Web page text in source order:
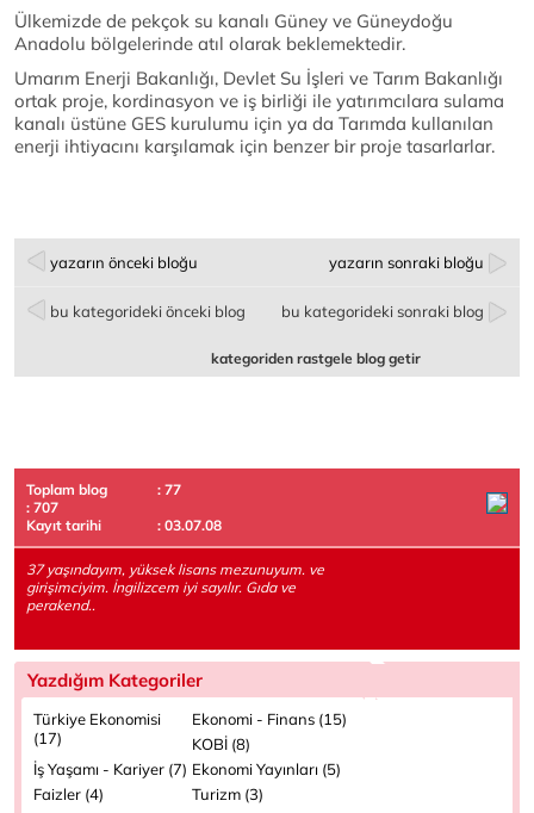
Ülkemizde de pekçok su kanalı Güney ve Güneydoğu
Anadolu bölgelerinde atıl olarak beklemektedir.
Umarım Enerji Bakanlığı, Devlet Su İşleri ve Tarım Bakanlığı
ortak proje, kordinasyon ve iş birliği ile yatırımcılara sulama
kanalı üstüne GES kurulumu için ya da Tarımda kullanılan
enerji ihtiyacını karşılamak için benzer bir proje tasarlarlar.
yazarın önceki bloğu yazarın sonraki bloğu
bu kategorideki önceki blog bu kategorideki sonraki blog
kategoriden rastgele blog getir
Toplam blog
: 77
: 707
Kayıt tarihi
: 03.07.08
37 yaşındayım, yüksek lisans mezunuyum. ve
girişimciyim. İngilizcem iyi sayılır. Gıda ve
perakend..
Yazdığım Kategoriler
Türkiye Ekonomisi
(17)
Ekonomi - Finans (15)
KOBİ (8)
İş Yaşamı - Kariyer (7) Ekonomi Yayınları (5)
Faizler (4)
Turizm (3)